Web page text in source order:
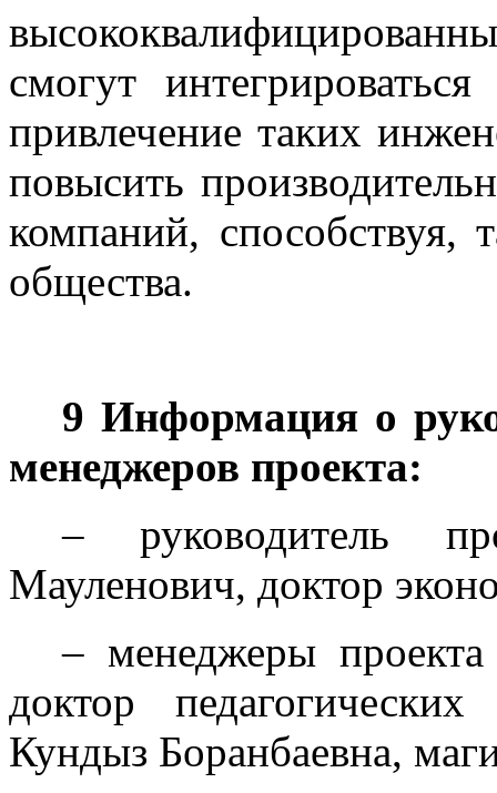
смогут
привлечение таких
повысить
компаний, способствуя,
общества.
9 Информация о
менеджеров проекта:
– руководитель
Мауленович, доктор
– менеджеры
доктор
Кундыз Боранбаевна,